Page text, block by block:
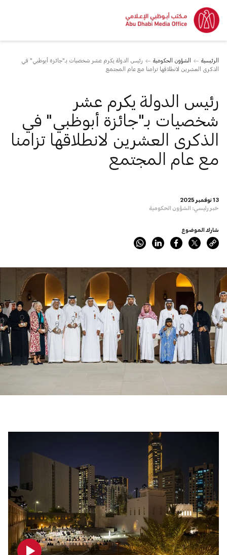
الرئيسية الشؤون الحكومية
رئيس الدولة يكرم عشر شخصيات بـ"جائزة أبوظبي" في
الذكرى العشرين لانطلاقها تزامنا مع عام المجتمع
13 نوفمبر 2025
خبر رئيسي: الشؤون الحكومية
رئيس الدولة يكرم عشر
شخصيات بـ"جائزة أبوظبي" في
الذكرى العشرين لانطلاقها تزامنا
مع عام المجتمع
شارك الموضوع